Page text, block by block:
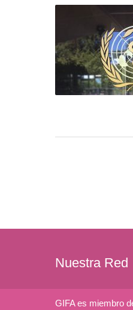
Nuestra Red
GIFA es miembro